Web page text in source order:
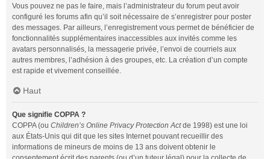
Vous pouvez ne pas le faire, mais l’administrateur du forum peut avoir
configuré les forums afin qu’il soit nécessaire de s’enregistrer pour poster
des messages. Par ailleurs, l’enregistrement vous permet de bénéficier de
fonctionnalités supplémentaires inaccessibles aux invités comme les
avatars personnalisés, la messagerie privée, l’envoi de courriels aux
autres membres, l’adhésion à des groupes, etc. La création d’un compte
est rapide et vivement conseillée.
Haut
Que signifie COPPA ?
COPPA (ou Children’s Online Privacy Protection Actde 1998) est une loi
aux États-Unis qui dit que les sites Internet pouvant recueillir des
informations de mineurs de moins de 13 ans doivent obtenir le